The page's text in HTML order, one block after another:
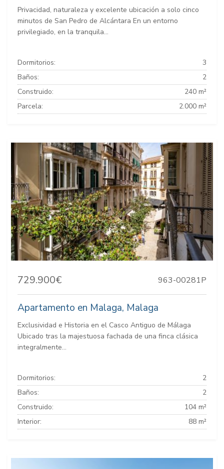
Privacidad, naturaleza y excelente ubicación a solo cinco
minutos de San Pedro de Alcántara En un entorno
privilegiado, en la tranquila...
Dormitorios:
3
Baños:
2
Construido:
240 m²
Parcela:
2.000 m²
729.900€ 963-00281P
Apartamento en Malaga, Malaga
Exclusividad e Historia en el Casco Antiguo de Málaga
Ubicado tras la majestuosa fachada de una finca clásica
integralmente...
Dormitorios:
2
Baños:
2
Construido:
104 m²
Interior:
88 m²